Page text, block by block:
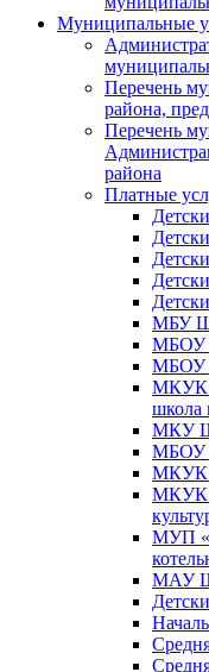
Муниципальные
Перечень
района,
Перечень
района
Платные
МБУ
МБОУ
МБОУ
МКУК
школа
МКУ
МБОУ
МКУК
МКУК
МУП
МАУ